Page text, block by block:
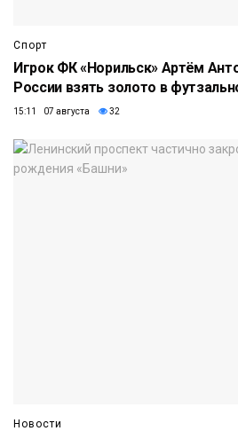
Спорт
Игрок ФК «Норильск» Артём
России взять золото в
15:11 07 августа 32
Новости